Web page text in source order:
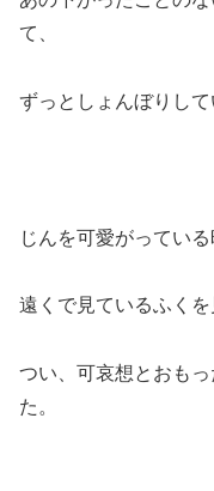
て、
ずっとしょんぼりして
じんを可愛がっている
遠くで見ているふくを
つい、可哀想とおも
た。